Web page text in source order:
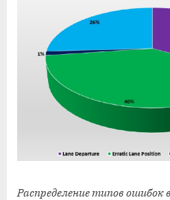
Распределение типов